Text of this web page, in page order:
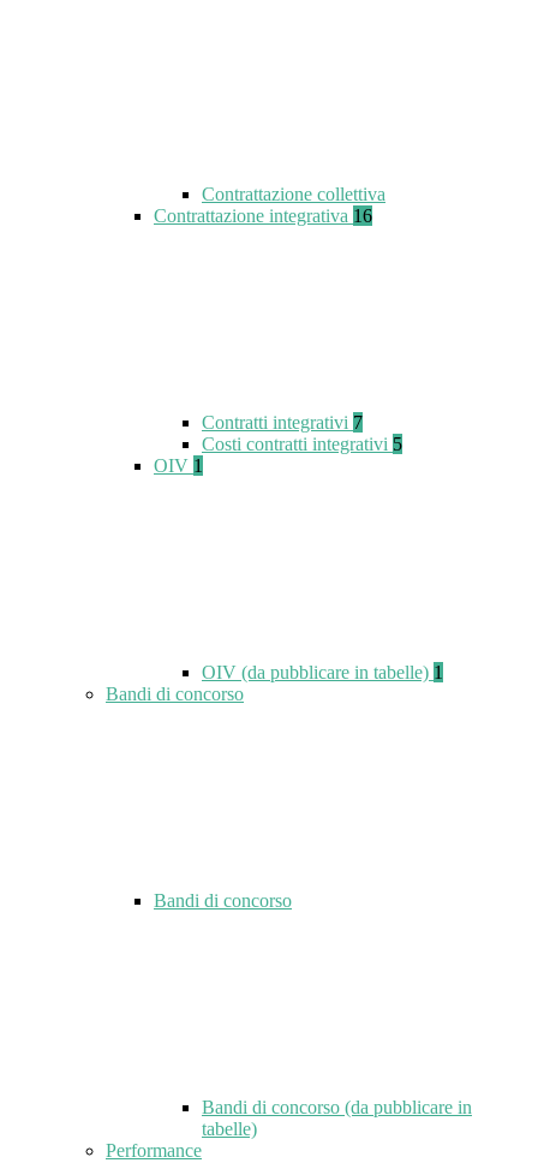
Contrattazione collettiva
Contrattazione integrativa 16
Contratti integrativi 7
Costi contratti integrativi 5
OIV 1
OIV (da pubblicare in tabelle) 1
Bandi di concorso
Bandi di concorso
Bandi di concorso (da pubblicare in
tabelle)
Performance